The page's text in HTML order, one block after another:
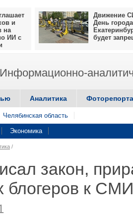
и
на
ИИ с
Движение
День города
будет
Информационно-
Аналитика
Челябинская область
Экономика
/
закон,
блогеров к СМИ